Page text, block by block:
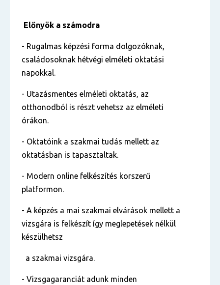
Előnyök a számodra
- Rugalmas képzési forma dolgozóknak,
családosoknak hétvégi elméleti oktatási
napokkal.
- Utazásmentes elméleti oktatás, az
otthonodból is részt vehetsz az elméleti
órákon.
- Oktatóink a szakmai tudás mellett az
oktatásban is tapasztaltak.
- Modern online felkészítés korszerű
platformon.
- A képzés a mai szakmai elvárások mellett a
vizsgára is felkészít így meglepetések nélkül
készülhetsz
a szakmai vizsgára.
- Vizsgagaranciát adunk minden